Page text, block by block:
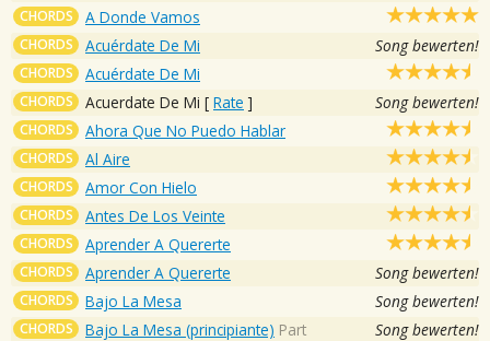
CHORDS A Donde Vamos
CHORDS Acuérdate De Mi Song bewerten!
CHORDS Acuérdate De Mi
CHORDS Acuerdate De Mi [ Rate ] Song bewerten!
CHORDS Ahora Que No Puedo Hablar
CHORDS Al Aire
CHORDS Amor Con Hielo
CHORDS Antes De Los Veinte
CHORDS Aprender A Quererte
CHORDS Aprender A Quererte Song bewerten!
CHORDS Bajo La Mesa Song bewerten!
CHORDS Bajo La Mesa (principiante) Part Song bewerten!